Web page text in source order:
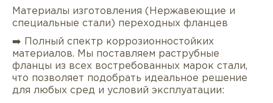
Характеристики
Услуги
Материалы изготовления (Нержавеющие и
специальные стали) переходных фланцев
➡️ Полный спектр коррозионностойких
материалов. Мы поставляем раструбные
фланцы из всех востребованных марок стали,
что позволяет подобрать идеальное решение
для любых сред и условий эксплуатации: